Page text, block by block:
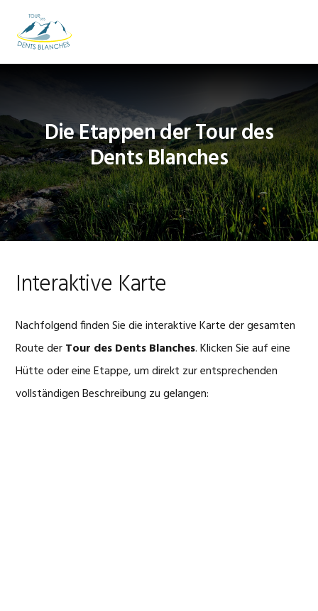
Hauptnavigation
springen
Inhalt
springen
Fußzeile
springen
Die Etappen der Tour des
Dents Blanches
Interaktive Karte
Nachfolgend finden Sie die interaktive Karte der gesamten
Route derTour des Dents Blanches. Klicken Sie auf eine
Hütte oder eine Etappe, um direkt zur entsprechenden
vollständigen Beschreibung zu gelangen: